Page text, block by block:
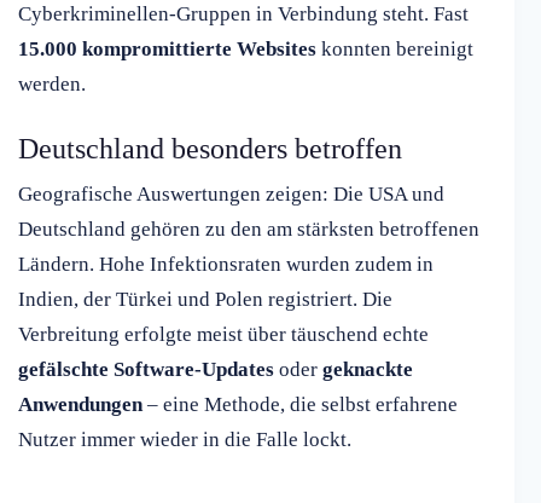
Cyberkriminellen-Gruppen in Verbindung steht. Fast
15.000 kompromittierte Websites konnten bereinigt
werden.
Deutschland besonders betroffen
Geografische Auswertungen zeigen: Die USA und
Deutschland gehören zu den am stärksten betroffenen
Ländern. Hohe Infektionsraten wurden zudem in
Indien, der Türkei und Polen registriert. Die
Verbreitung erfolgte meist über täuschend echte
gefälschte Software-Updates oder geknackte
Anwendungen– eine Methode, die selbst erfahrene
Nutzer immer wieder in die Falle lockt.